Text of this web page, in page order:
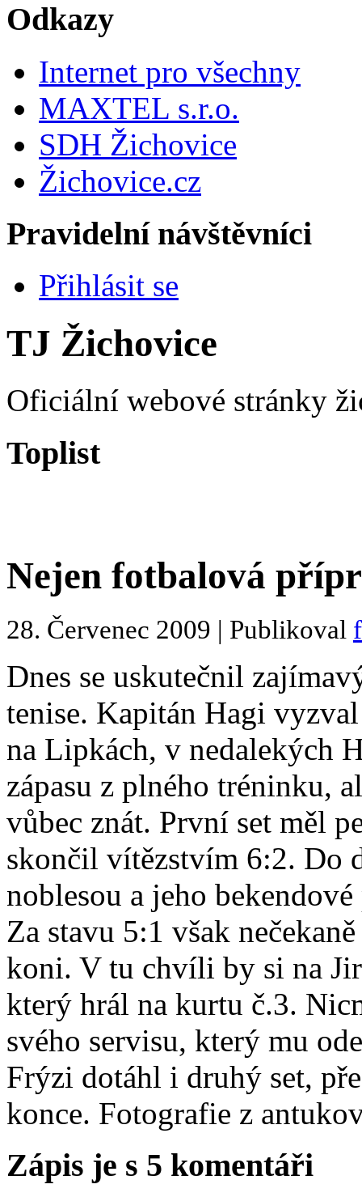
Odkazy
Internet pro všechny
MAXTEL s.r.o.
SDH Žichovice
Žichovice.cz
Pravidelní návštěvníci
Přihlásit se
TJ Žichovice
Oficiální webové stránky
Toplist
Nejen fotbalová
28. Červenec 2009 | Publikoval
Dnes se uskutečnil
tenise. Kapitán Hagi
na Lipkách, v nedalekých
zápasu z plného tréninku,
vůbec znát. První set měl
skončil vítězstvím 6:2. Do
noblesou a jeho
Za stavu 5:1 však
koni. V tu chvíli by si na
který hrál na kurtu č.3.
svého servisu, který mu
Frýzi dotáhl i druhý set,
konce. Fotografie z
Zápis je s 5 komentáři